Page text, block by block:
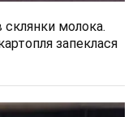
молока.
запеклася